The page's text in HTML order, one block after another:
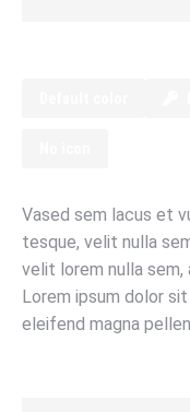
Vased sem lacus et
tesque, velit nulla
velit lorem nulla
Lorem ipsum dolor
eleifend magna